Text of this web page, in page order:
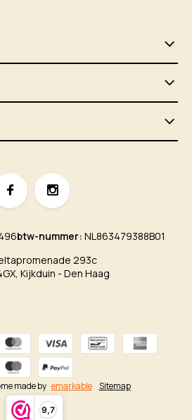
9,7
293c
Kijkduin - Den Haag
btw-nummer: NL863479388B01
made by emarkable Sitemap